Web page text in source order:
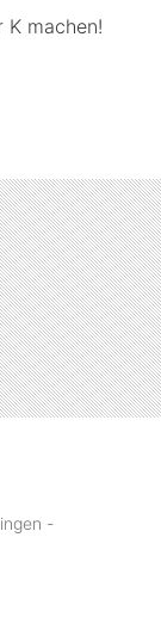
machen!
-